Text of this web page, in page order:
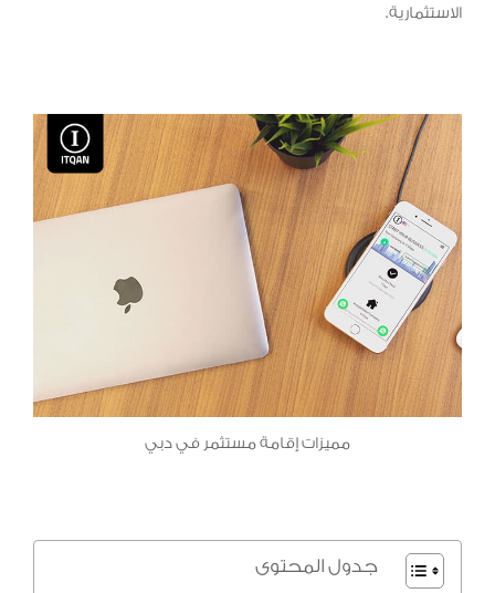
الاستثمارية.
مميزات إقامة مستثمر في دبي
جدول المحتوى